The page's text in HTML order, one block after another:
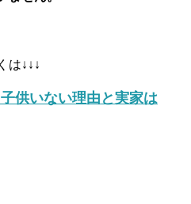
は↓↓↓
供いない理由と実家は